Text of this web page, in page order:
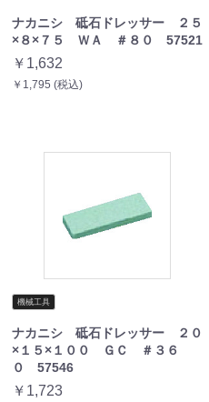
ナカニシ 砥石ドレッサー ２５
×８×７５ ＷＡ ＃８０ 57521
￥1,632
￥1,795 (税込)
機械工具
ナカニシ 砥石ドレッサー ２０
×１５×１００ ＧＣ ＃３６
０ 57546
￥1,723